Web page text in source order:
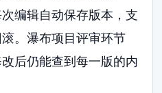
次编辑自动保存版本，支
。瀑布项目评审环节
后仍能查到每一版的内